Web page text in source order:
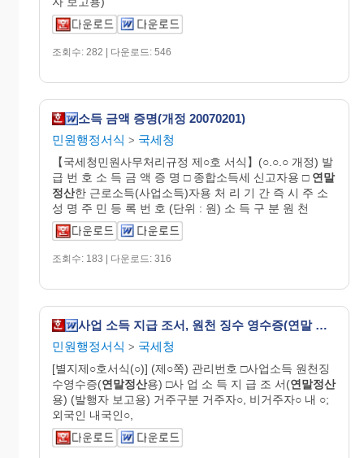
조회수: 282 | 다운로드: 546
소득 금액 증명(개정 20070201)
민원행정서식 > 국세청
【국세청민원사무처리규정 제○호 서식】(○.○.○ 개정) 발
급 번 호 소 득 금 액 증 명 □ 종합소득세 신고자용 □ 연말
정산한 근로소득(사업소득)자용 처 리 기 간 즉 시 주 소
성 명 주 민 등 록 번 호 (단위 : 원) 소 득 구 분 원 천
조회수: 183 | 다운로드: 316
사업 소득 지급 조서, 원천 징수 영수증(연말 정산용)(개정 20060410)
민원행정서식 > 국세청
[별지제○호서식(○)] (제○쪽) 관리번호 □사업소득 원천징
수영수증(연말정산용) □사 업 소 득 지 급 조 서(연말정산
용) (발행자 보고용) 거주구분 거주자○, 비거주자○ 내 ○;
외국인 내국인○,